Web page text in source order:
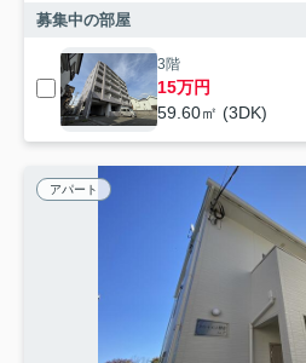
募集中の部屋
3階
15万円
59.60㎡ (3DK)
アパート